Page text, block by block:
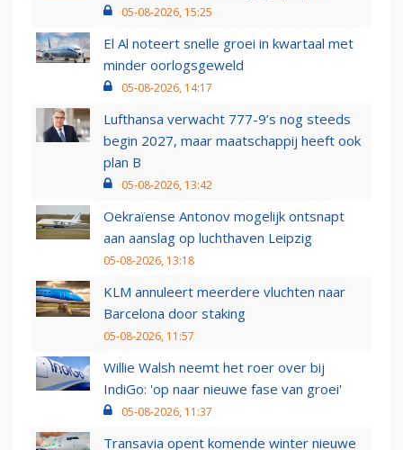
05-08-2026, 15:25
El Al noteert snelle groei in kwartaal met
minder oorlogsgeweld
05-08-2026, 14:17
Lufthansa verwacht 777-9’s nog steeds
begin 2027, maar maatschappij heeft ook
plan B
05-08-2026, 13:42
Oekraïense Antonov mogelijk ontsnapt
aan aanslag op luchthaven Leipzig
05-08-2026, 13:18
KLM annuleert meerdere vluchten naar
Barcelona door staking
05-08-2026, 11:57
Willie Walsh neemt het roer over bij
IndiGo: 'op naar nieuwe fase van groei'
05-08-2026, 11:37
Transavia opent komende winter nieuwe